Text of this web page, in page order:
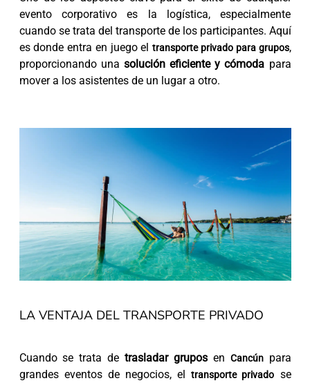
evento corporativo es la logística, especialmente
cuando se trata del transporte de los participantes. Aquí
es donde entra en juego eltransporte privado para grupos,
proporcionando una solución eficiente y cómoda para
mover a los asistentes de un lugar a otro.
LA VENTAJA DEL TRANSPORTE PRIVADO
Cuando se trata de trasladar gruposen Cancúnpara
grandes eventos de negocios, eltransporte privado se